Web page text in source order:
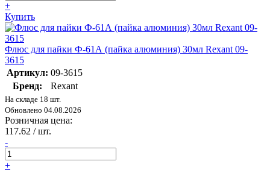
+
Купить
Флюс для пайки Ф-61А (пайка алюминия) 30мл Rexant 09-
3615
Артикул: 09-3615
Бренд:
Rexant
На складе 18 шт.
Обновлено 04.08.2026
Розничная цена:
117.62 / шт.
-
+